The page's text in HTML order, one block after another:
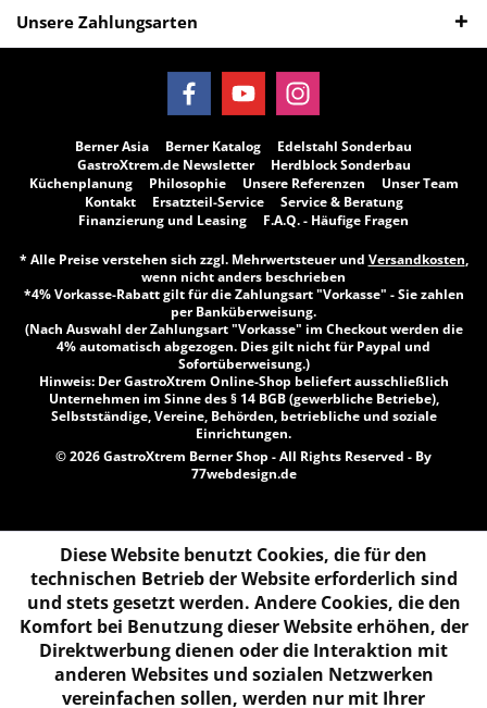
Unsere Zahlungsarten
Berner Asia Berner Katalog
Edelstahl Sonderbau
GastroXtrem.de Newsletter
Herdblock Sonderbau
Küchenplanung
Philosophie Unsere Referenzen
Unser Team
Kontakt
Ersatzteil-Service
Service & Beratung
Finanzierung und Leasing
F.A.Q. - Häufige Fragen
* Alle Preise verstehen sich zzgl. Mehrwertsteuer und Versandkosten,
wenn nicht anders beschrieben
*4% Vorkasse-Rabatt gilt für die Zahlungsart "Vorkasse" - Sie zahlen
per Banküberweisung.
(Nach Auswahl der Zahlungsart "Vorkasse" im Checkout werden die
4% automatisch abgezogen. Dies gilt nicht für Paypal und
Sofortüberweisung.)
Hinweis: Der GastroXtrem Online-Shop beliefert ausschließlich
Unternehmen im Sinne des § 14 BGB (gewerbliche Betriebe),
Selbstständige, Vereine, Behörden, betriebliche und soziale
Einrichtungen.
© 2026 GastroXtrem Berner Shop - All Rights Reserved - By
77webdesign.de
Diese Website benutzt Cookies, die für den
technischen Betrieb der Website erforderlich sind
und stets gesetzt werden. Andere Cookies, die den
Komfort bei Benutzung dieser Website erhöhen, der
Direktwerbung dienen oder die Interaktion mit
anderen Websites und sozialen Netzwerken
vereinfachen sollen, werden nur mit Ihrer